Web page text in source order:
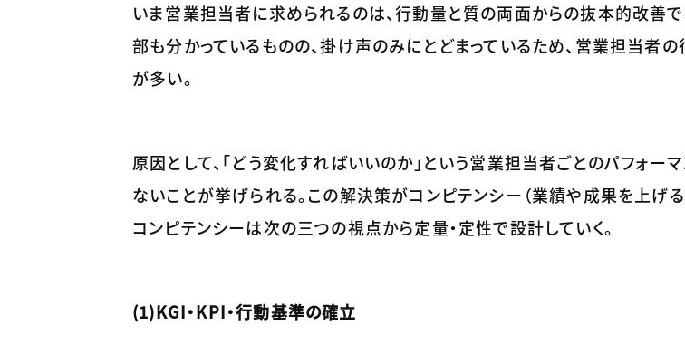
いま営業担当者に求められるのは、行動量と質の両面からの抜本的改善で
部も分かっているものの、掛け声のみにとどまっているため、営業担当者
が多い。
原因として、「どう変化すればいいのか」という営業担当者ごとのパフォー
ないことが挙げられる。この解決策がコンピテンシー（業績や成果を上げ
コンピテンシーは次の三つの視点から定量・定性で設計していく。
(1)KGI・KPI・行動基準の確立